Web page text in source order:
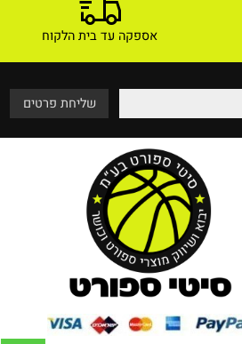
לפרטים ורכישה
אספקה עד בית הלקוח